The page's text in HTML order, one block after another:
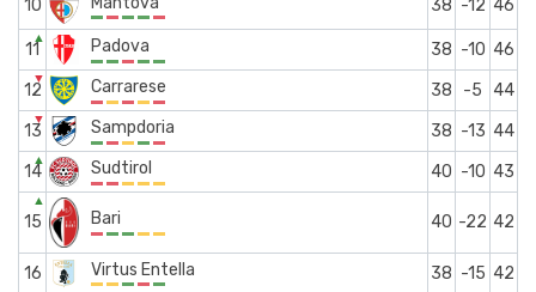
10 38 -12 46
11
▲ Padova 38 -10 46
12
▼ Carrarese 38 -5
44
13
▼ Sampdoria 38 -13 44
14
▲ Sudtirol 40 -10 43
15
▲
Bari 40 -22 42
16 Virtus Entella 38 -15 42